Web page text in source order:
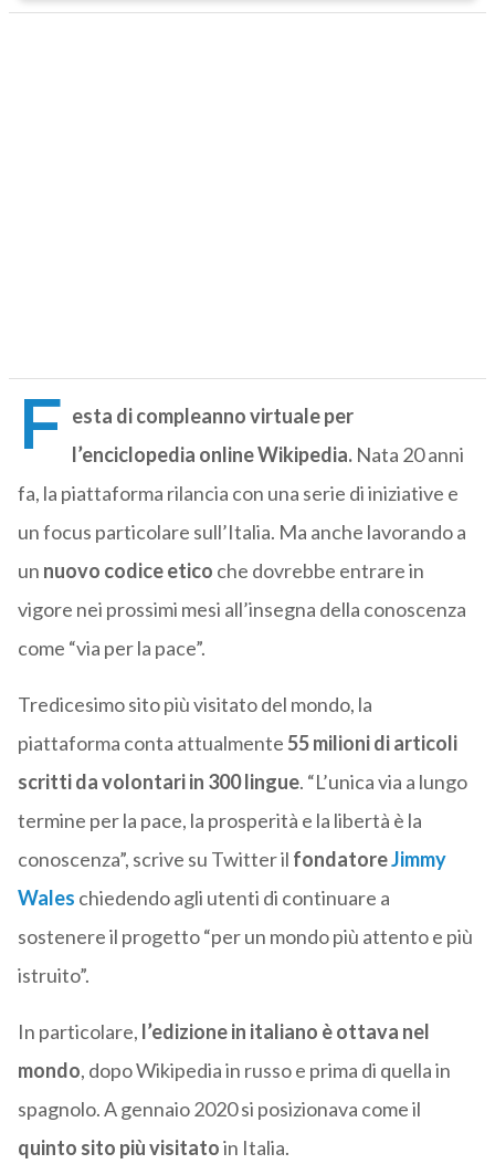
F esta di compleanno virtuale per
l’enciclopedia online Wikipedia.Nata 20 anni
fa, la piattaforma rilancia con una serie di iniziative e
un focus particolare sull’Italia. Ma anche lavorando a
un nuovo codice etico che dovrebbe entrare in
vigore nei prossimi mesi all’insegna della conoscenza
come “via per la pace”.
Tredicesimo sito più visitato del mondo, la
piattaforma conta attualmente55 milioni di articoli
scritti da volontari in 300 lingue. “L’unica via a lungo
termine per la pace, la prosperità e la libertà è la
conoscenza”, scrive su Twitter il fondatoreJimmy
Wales chiedendo agli utenti di continuare a
sostenere il progetto “per un mondo più attento e più
istruito”.
In particolare, l’edizione in italiano è ottava nel
mondo, dopo Wikipedia in russo e prima di quella in
spagnolo. A gennaio 2020 si posizionava come il
quinto sito più visitatoin Italia.